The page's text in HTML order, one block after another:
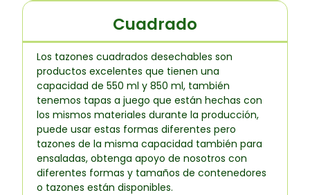
Cuadrado
Los tazones cuadrados desechables son
productos excelentes que tienen una
capacidad de 550 ml y 850 ml, también
tenemos tapas a juego que están hechas con
los mismos materiales durante la producción,
puede usar estas formas diferentes pero
tazones de la misma capacidad también para
ensaladas, obtenga apoyo de nosotros con
diferentes formas y tamaños de contenedores
o tazones están disponibles.